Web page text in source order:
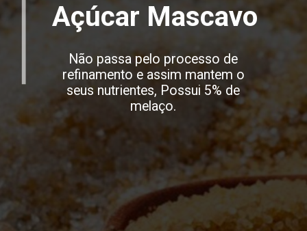
Açúcar Mascavo
Não passa pelo processo de
refinamento e assim mantem o
seus nutrientes, Possui 5% de
melaço.